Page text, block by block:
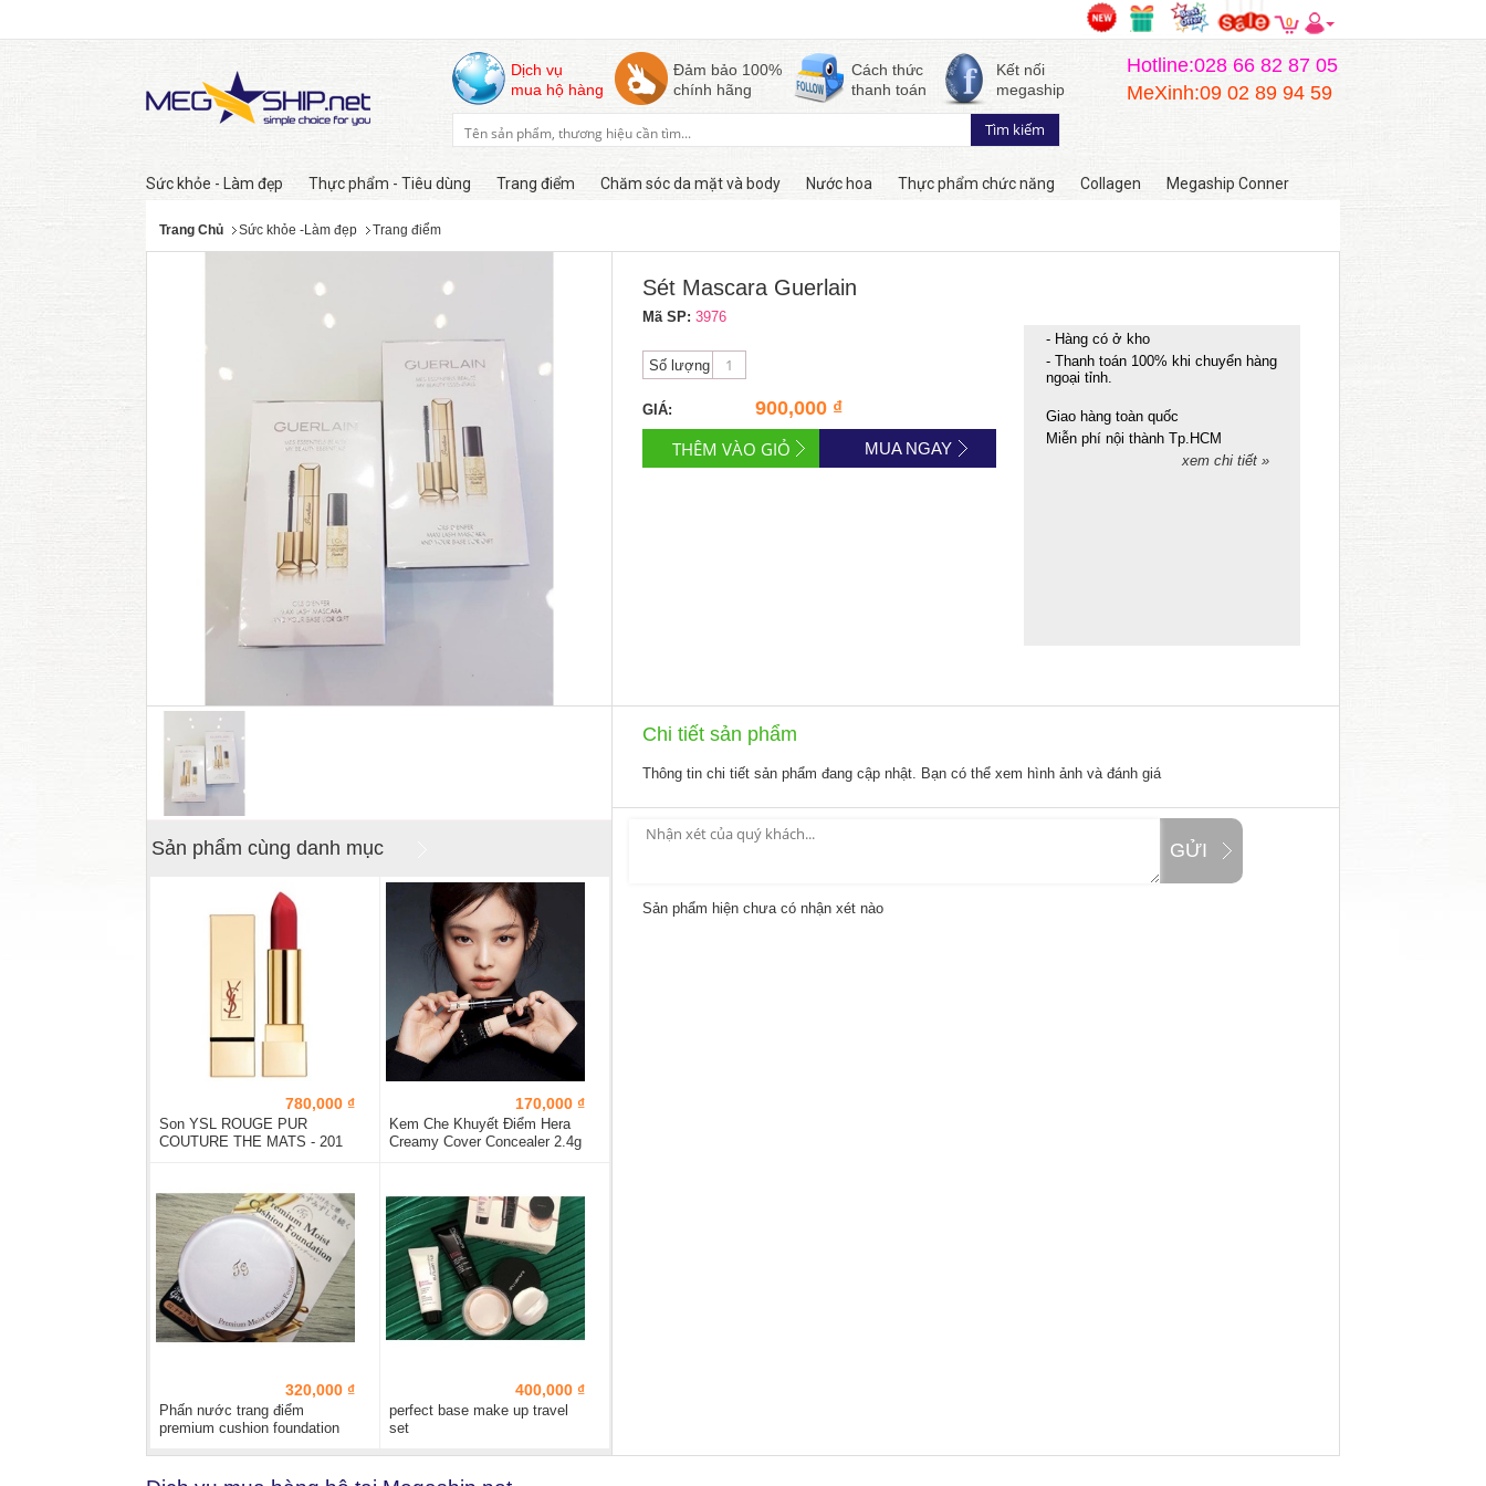
0
Dịch vụ
mua hộ hàng
Đảm bảo 100%
chính hãng
Cách thức
thanh toán
Kết nối
megaship
Hotline:028 66 82 87 05
MeXinh:09 02 89 94 59
Sức khỏe - Làm đẹp Thực phẩm - Tiêu dùng Trang điểm Chăm sóc da mặt và body Nước hoa Thực phẩm chức năng Collagen Megaship Conner
Trang Chủ Sức khỏe -Làm đẹp Trang điểm
Còn hàng
Sản phẩm cùng danh mục
780,000 ₫
Son YSL ROUGE PUR
COUTURE THE MATS - 201
170,000 ₫
Kem Che Khuyết Điểm Hera
Creamy Cover Concealer 2.4g
320,000 ₫
Phấn nước trang điểm
premium cushion foundation
400,000 ₫
perfect base make up travel
set
Sét Mascara Guerlain
Mã SP: 3976
Số lượng
GIÁ: 900,000 ₫
MUA NGAY
- Hàng có ở kho
- Thanh toán 100% khi chuyển hàng
ngoại tỉnh.
Giao hàng toàn quốc
Miễn phí nội thành Tp.HCM
xem chi tiết »
Chi tiết sản phẩm
Thông tin chi tiết sản phẩm đang cập nhật. Bạn có thể xem hình ảnh và đánh giá
GỬI
Sản phẩm hiện chưa có nhận xét nào